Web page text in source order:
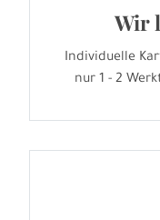
Wir
Individuelle
nur 1 - 2